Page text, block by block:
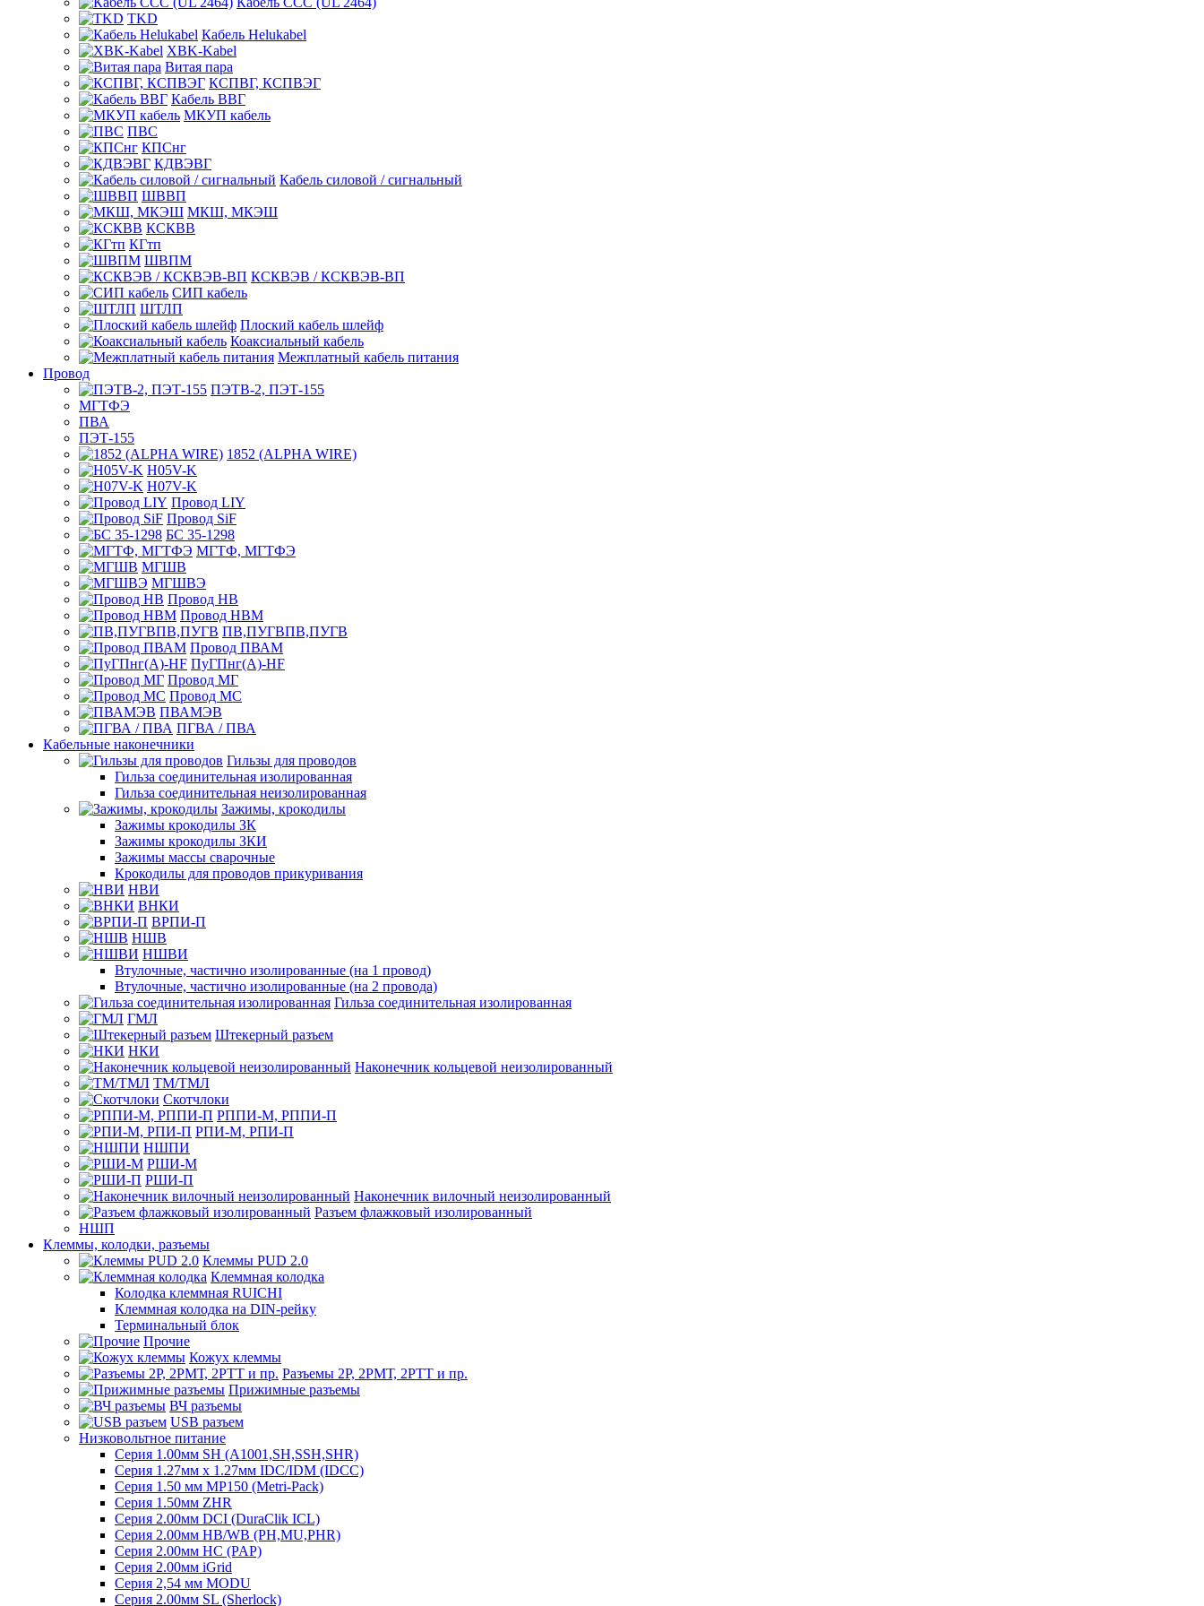
TKD
Кабель Helukabel
XBK-Kabel
Витая пара
КСПВГ, КСПВЭГ
Кабель ВВГ
МКУП кабель
ПВС
КПСнг
КДВЭВГ
Кабель силовой / сигнальный
ШВВП
МКШ, МКЭШ
КСКВВ
КГтп
ШВПМ
КСКВЭВ / КСКВЭВ-ВП
СИП кабель
ШТЛП
Плоский кабель шлейф
Коаксиальный кабель
Межплатный кабель питания
Провод
ПЭТВ-2, ПЭТ-155
МГТФЭ
ПВА
ПЭТ-155
1852 (ALPHA WIRE)
H05V-K
H07V-K
Провод LIY
Провод SiF
БС 35-1298
МГТФ, МГТФЭ
МГШВ
МГШВЭ
Провод НВ
Провод НВМ
ПВ,ПУГВПВ,ПУГВ
Провод ПВАМ
ПуГПнг(A)-HF
Провод МГ
Провод МС
ПВАМЭВ
ПГВА / ПВА
Кабельные наконечники
Гильзы для проводов
Гильза соединительная изолированная
Гильза соединительная неизолированная
Зажимы, крокодилы
Зажимы крокодилы ЗК
Зажимы крокодилы ЗКИ
Зажимы массы сварочные
Крокодилы для проводов прикуривания
НВИ
ВНКИ
ВРПИ-П
НШВ
НШВИ
Втулочные, частично изолированные (на 1 провод)
Втулочные, частично изолированные (на 2 провода)
Гильза соединительная изолированная
ГМЛ
Штекерный разъем
НКИ
Наконечник кольцевой неизолированный
ТМ/ТМЛ
Скотчлоки
РППИ-М, РППИ-П
РПИ-М, РПИ-П
НШПИ
РШИ-М
РШИ-П
Наконечник вилочный неизолированный
Разъем флажковый изолированный
НШП
Клеммы, колодки, разъемы
Клеммы PUD 2.0
Клеммная колодка
Колодка клеммная RUICHI
Клеммная колодка на DIN-рейку
Терминальный блок
Прочие
Кожух клеммы
Разъемы 2Р, 2РМТ, 2РТТ и пр.
Прижимные разъемы
ВЧ разъемы
USB разъем
Низковольтное питание
Серия 1.00мм SH (A1001,SH,SSH,SHR)
Серия 1.27мм x 1.27мм IDC/IDM (IDCC)
Серия 1.50 мм MP150 (Metri-Pack)
Серия 1.50мм ZHR
Серия 2.00мм DCI (DuraClik ICL)
Серия 2.00мм HB/WB (PH,MU,PHR)
Серия 2.00мм HC (PAP)
Серия 2.00мм iGrid
Серия 2,54 мм MODU
Серия 2.00мм SL (Sherlock)